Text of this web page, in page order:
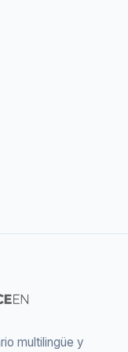
multilingüe y